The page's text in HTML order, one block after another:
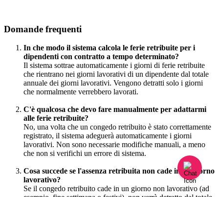
Domande frequenti
In che modo il sistema calcola le ferie retribuite per i
dipendenti con contratto a tempo determinato?
Il sistema sottrae automaticamente i giorni di ferie retribuite
che rientrano nei giorni lavorativi di un dipendente dal totale
annuale dei giorni lavorativi. Vengono detratti solo i giorni
che normalmente verrebbero lavorati.
C'è qualcosa che devo fare manualmente per adattarmi
alle ferie retribuite?
No, una volta che un congedo retribuito è stato correttamente
registrato, il sistema adeguerà automaticamente i giorni
lavorativi. Non sono necessarie modifiche manuali, a meno
che non si verifichi un errore di sistema.
Cosa succede se l'assenza retribuita non cade in un giorno
lavorativo?
Se il congedo retribuito cade in un giorno non lavorativo (ad